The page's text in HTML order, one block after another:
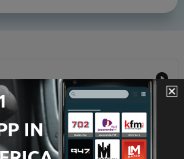
piega.